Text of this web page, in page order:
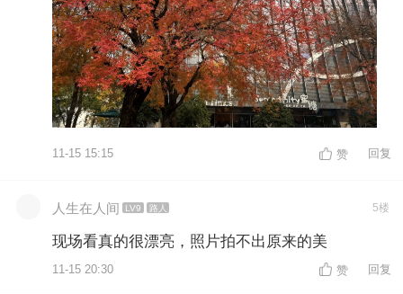
11-15 15:15 赞 回复
人生在人间 LV9 路人 5楼
现场看真的很漂亮，照片拍不出原来的美
11-15 20:30 赞 回复